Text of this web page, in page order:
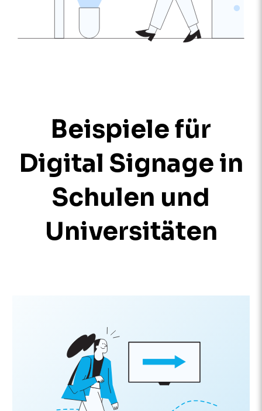
Beispiele für
Digital Signage in
Schulen und
Universitäten